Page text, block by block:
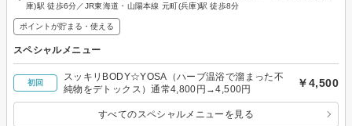
庫)駅 徒歩6分／JR東海道・山陽本線 元町(兵庫)駅 徒歩8分
ポイントが貯まる・使える
スペシャルメニュー
初回
スッキリBODY☆YOSA（ハーブ温浴で溜まった不
純物をデトックス）通常4,800円→4,500円
￥4,500
すべてのスペシャルメニューを見る